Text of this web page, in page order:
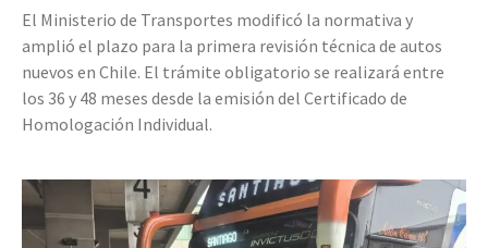
El Ministerio de Transportes modificó la normativa y
amplió el plazo para la primera revisión técnica de autos
nuevos en Chile. El trámite obligatorio se realizará entre
los 36 y 48 meses desde la emisión del Certificado de
Homologación Individual.